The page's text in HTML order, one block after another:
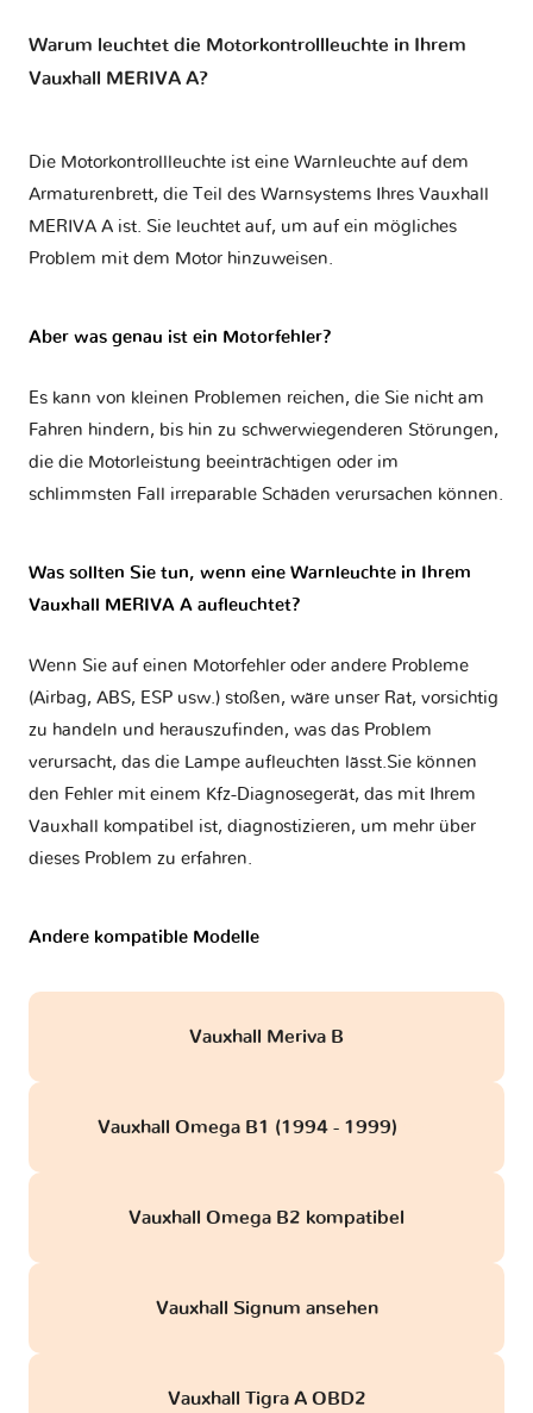
Warum leuchtet die Motorkontrollleuchte in Ihrem
Vauxhall MERIVA A?
Die Motorkontrollleuchte ist eine Warnleuchte auf dem
Armaturenbrett, die Teil des Warnsystems Ihres Vauxhall
MERIVA A ist. Sie leuchtet auf, um auf ein mögliches
Problem mit dem Motor hinzuweisen.
Aber was genau ist ein Motorfehler?
Es kann von kleinen Problemen reichen, die Sie nicht am
Fahren hindern, bis hin zu schwerwiegenderen Störungen,
die die Motorleistung beeinträchtigen oder im
schlimmsten Fall irreparable Schäden verursachen können.
Was sollten Sie tun, wenn eine Warnleuchte in Ihrem
Vauxhall MERIVA A aufleuchtet?
Wenn Sie auf einen Motorfehler oder andere Probleme
(Airbag, ABS, ESP usw.) stoßen, wäre unser Rat, vorsichtig
zu handeln und herauszufinden, was das Problem
verursacht, das die Lampe aufleuchten lässt.Sie können
den Fehler mit einem Kfz-Diagnosegerät, das mit Ihrem
Vauxhall kompatibel ist, diagnostizieren, um mehr über
dieses Problem zu erfahren.
Andere kompatible Modelle
Vauxhall Meriva B
Vauxhall Omega B1 (1994 - 1999)
Vauxhall Omega B2 kompatibel
Vauxhall Signum ansehen
Vauxhall Tigra A OBD2